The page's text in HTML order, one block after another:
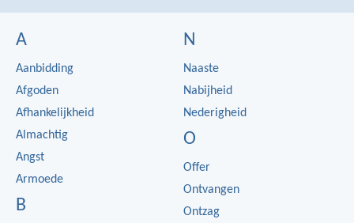
A
Aanbidding
Afgoden
Afhankelijkheid
Almachtig
Angst
Armoede
B
N
Naaste
Nabijheid
Nederigheid
O
Offer
Ontvangen
Ontzag